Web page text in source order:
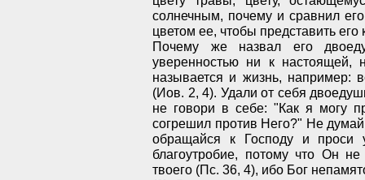
солнечным, почему и сравнил
цветом ее, чтобы представить его
Почему же назвал его
уверенностью ни к
называется и жизнь, например:
(Иов. 2, 4). Удали от себя
не говори в себе: "Как я могу
согрешил против Него?" Не думай
обращайся к Господу и
благоутробие, потому что Он
твоего (Пс. 36, 4), ибо Бог